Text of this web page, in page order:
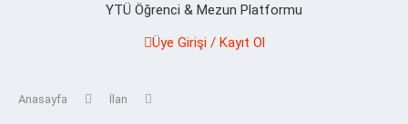
YTÜ Öğrenci & Mezun Platformu
Üye Girişi / Kayıt Ol
Anasayfa İlan